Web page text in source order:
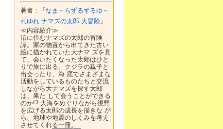
著書：『なま～らずるずるゆ～
れゆれ ナマズの太郎 大冒険』
≪内容紹介≫
沼に住むナマズの太郎の冒険
譚。家の物置から出てきた古い
絵に描かれていた大ナマ ズを見
て、会いたくなった太郎はひと
りで旅に出る。クジラの親子と
出会ったり、海 底でさまざまな
活動をしているものたちと交流
しながら大ナマズを探す太郎
は、果た して会うことができる
のか!? 大海をめぐりながら視野
を広げる太郎の成長を描きな が
ら、地球や地震のしくみを考え
させてくれる一冊。